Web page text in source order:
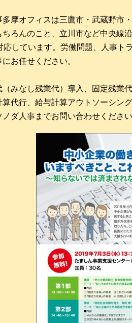
多摩オフィスは三鷹市・武蔵野市
ちろんのこと、立川市など中央線
応しています。労働問題、人事ト
お任せください。
（みなし残業代）導入、固定残業
算代行、給与計算アウトソーシン
ノダ人事までお問い合わせくださ